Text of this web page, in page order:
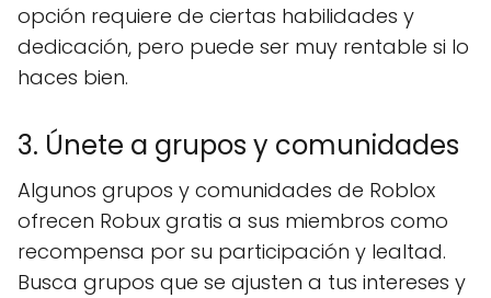
opción requiere de ciertas habilidades y
dedicación, pero puede ser muy rentable si lo
haces bien.
3. Únete a grupos y comunidades
Algunos grupos y comunidades de Roblox
ofrecen Robux gratis a sus miembros como
recompensa por su participación y lealtad.
Busca grupos que se ajusten a tus intereses y